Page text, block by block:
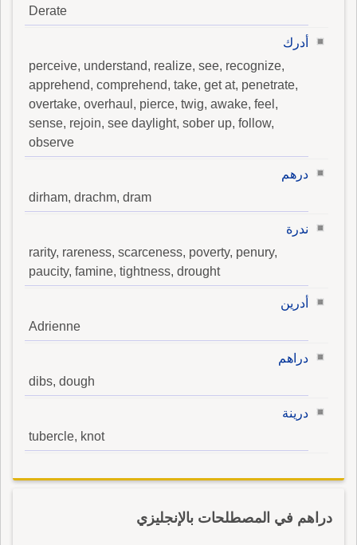
Derate
أدرك
perceive, understand, realize, see, recognize,
apprehend, comprehend, take, get at, penetrate,
overtake, overhaul, pierce, twig, awake, feel,
sense, rejoin, see daylight, sober up, follow,
observe
درهم
dirham, drachm, dram
ندرة
rarity, rareness, scarceness, poverty, penury,
paucity, famine, tightness, drought
أدرين
Adrienne
دراهم
dibs, dough
درينة
tubercle, knot
دراهم في المصطلحات بالإنجليزي